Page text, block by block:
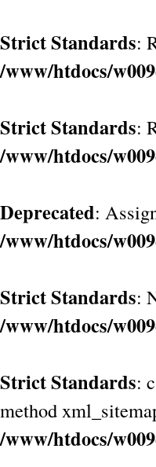
Strict Standards:
/www/htdocs/
Strict Standards:
/www/htdocs/
Deprecated:
/www/htdocs/
Strict Standards:
/www/htdocs/
Strict Standards:
method
/www/htdocs/